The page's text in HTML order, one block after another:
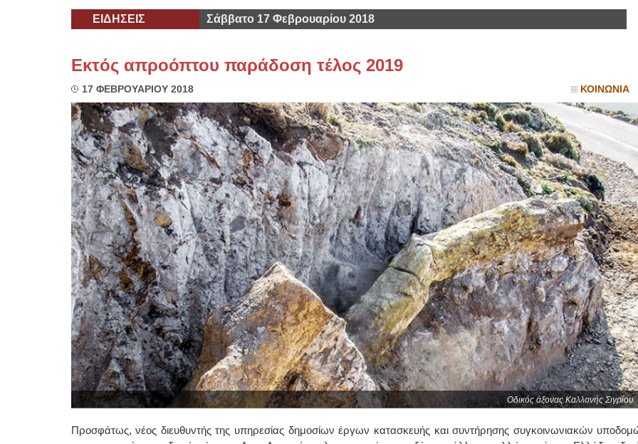
ΕΙΔΗΣΕΙΣ Σάββατο 17 Φεβρουαρίου 2018
Εκτός απροόπτου παράδοση τέλος 2019
17 ΦΕΒΡΟΥΑΡΙΟΥ 2018 ΚΟΙΝΩΝΙΑ
Οδικός άξονας Καλλονής Σιγρίου
Προσφάτως, νέος διευθυντής της υπηρεσίας δημοσίων έργων κατασκευής και συντήρησης συγκοινωνιακών